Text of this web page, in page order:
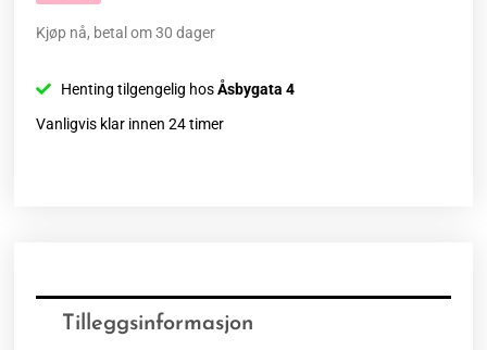
Kjøp nå, betal om 30 dager
Henting tilgengelig hosÅsbygata 4
Vanligvis klar innen 24 timer
Tilleggsinformasjon